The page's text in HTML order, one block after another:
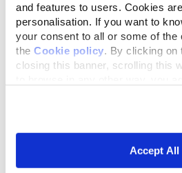
and features to users. Cookies
personalisation. If you want to
your consent to all or some of the
the Cookie policy . By clicking
closing this banner, scrolling this
Accept All